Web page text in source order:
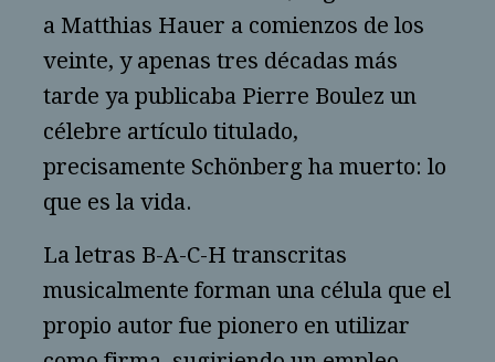
a Matthias Hauer a comienzos de los
veinte, y apenas tres décadas más
tarde ya publicaba Pierre Boulez un
célebre artículo titulado,
precisamente Schönberg ha muerto: lo
que es la vida.
La letras B-A-C-H transcritas
musicalmente forman una célula que el
propio autor fue pionero en utilizar